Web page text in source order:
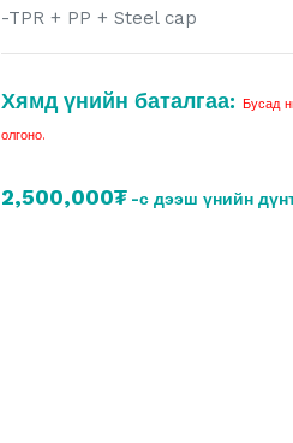
-TPR + PP + Steel cap
Хямд үнийн баталгаа: Бусад
олгоно.
2,500,000₮ -с дээш үнийн